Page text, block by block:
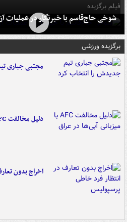
فیلم برگزیده
شوخی حاج‌قاسم با خبرنگار در عملیات
برگزیده ورزشی
مجتبی جباری
دلیل مخالفت AFC با میزبانی آبی‌ها در عراق
اخراج بدون